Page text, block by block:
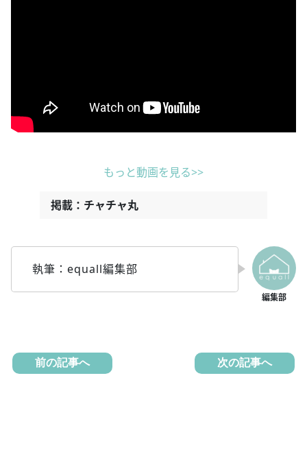
もっと動画を見る>>
掲載：チャチャ丸
執筆：equall編集部
前の記事へ 次の記事へ